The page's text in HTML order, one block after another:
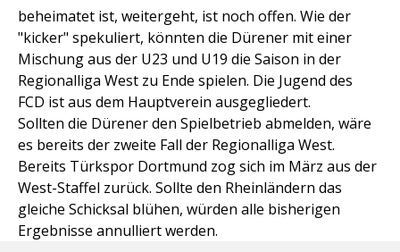
beheimatet ist, weitergeht, ist noch offen. Wie der
"kicker" spekuliert, könnten die Dürener mit einer
Mischung aus der U23 und U19 die Saison in der
Regionalliga West zu Ende spielen. Die Jugend des
FCD ist aus dem Hauptverein ausgegliedert.
Sollten die Dürener den Spielbetrieb abmelden, wäre
es bereits der zweite Fall der Regionalliga West.
Bereits Türkspor Dortmund zog sich im März aus der
West-Staffel zurück. Sollte den Rheinländern das
gleiche Schicksal blühen, würden alle bisherigen
Ergebnisse annulliert werden.